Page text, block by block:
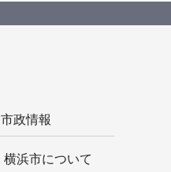
市政情報
横浜市について